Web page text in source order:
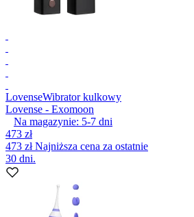
LovenseWibrator kulkowy
Lovense - Exomoon
Na magazynie: 5-7 dni
473 zł
473 złNajniższa cena za ostatnie
30 dni.